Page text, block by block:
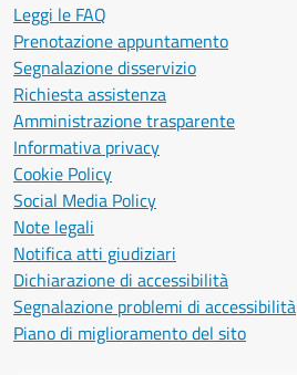
Leggi le FAQ
Prenotazione appuntamento
Segnalazione disservizio
Richiesta assistenza
Amministrazione trasparente
Informativa privacy
Cookie Policy
Social Media Policy
Note legali
Notifica atti giudiziari
Dichiarazione di accessibilità
Segnalazione problemi di accessibilità
Piano di miglioramento del sito